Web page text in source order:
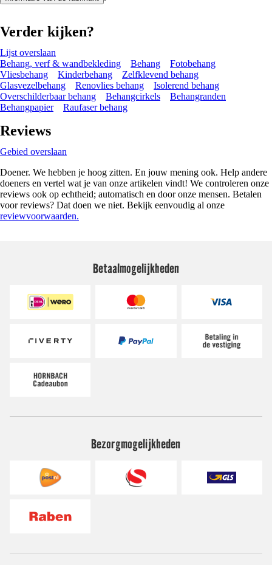
Verder kijken?
Lijst overslaan
Behang, verf & wandbekleding
Behang
Fotobehang
Vliesbehang
Kinderbehang
Zelfklevend behang
Glasvezelbehang
Renovlies behang
Isolerend behang
Overschilderbaar behang
Behangcirkels
Behangranden
Behangpapier
Raufaser behang
Reviews
Gebied overslaan
Doener. We hebben je hoog zitten. En jouw mening ook. Help andere
doeners en vertel wat je van onze artikelen vindt! We controleren onze
reviews ook op echtheid; automatisch en door onze mensen. Betalen
voor reviews? Dat doen we niet. Bekijk eenvoudig al onze
reviewvoorwaarden.
Betaalmogelijkheden
Bezorgmogelijkheden